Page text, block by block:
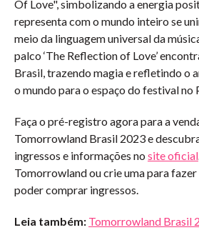
Of Love", simbolizando a energia
representa com o mundo inteiro se
meio da linguagem universal da
palco ‘The Reflection of Love’
Brasil, trazendo magia e refletindo o
o mundo para o espaço do festival no
Faça o pré-registro agora para a
Tomorrowland Brasil 2023 e
ingressos e informações no site oficial
Tomorrowland ou crie uma para
poder comprar ingressos.
Leia também: Tomorrowland Brasil